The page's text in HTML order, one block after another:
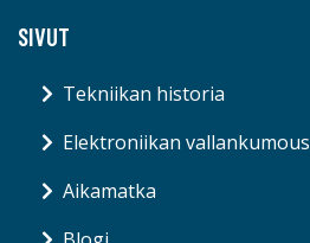
SIVUT
Tekniikan historia
Elektroniikan vallankumous
Aikamatka